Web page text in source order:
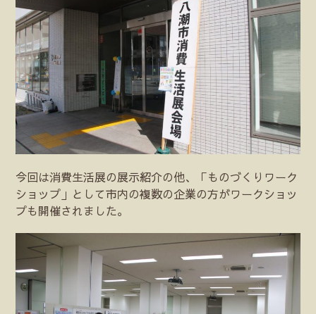
今回は消費生活展の展示紹介の他、「ものづくりワーク
ショップ」として市内の複数の企業の方がワークショッ
プも開催されました。